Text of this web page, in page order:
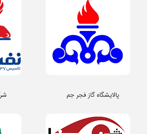
پالایشگاه گاز فجر جم